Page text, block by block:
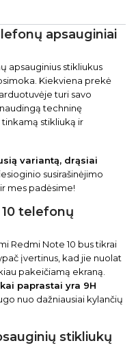
apsauginiai
apsauginius stikliukus
Kiekviena prekė
turi savo
techninę
stikliuką ir
variantą, drąsiai
susirašinėjimo
mes padėsime!
telefonų
Redmi Note 10 bus tikrai
įvertinus, kad jie nuolat
pakeičiamą ekraną.
paprastai yra 9H
nuo dažniausiai kylančių
stikliukų